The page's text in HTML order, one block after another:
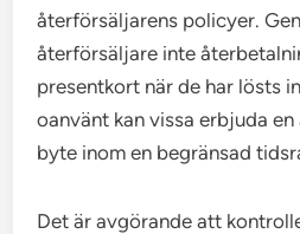
återförsäljarens policyer.
återförsäljare inte
presentkort när de har lösts
oanvänt kan vissa erbjuda
byte inom en begränsad
Det är avgörande att